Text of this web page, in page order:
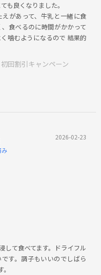
も良くなりました。
があって、牛乳と一緒に食
食べるのに時間がかかって
噛むようになるので 結果的
回割引キャンペーン
2026-02-23
して食べてます。ドライフル
す。調子もいいのでしばら